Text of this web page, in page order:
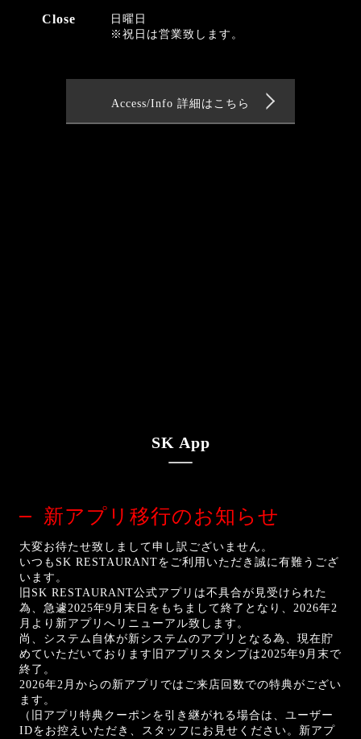
Close
日曜日
※祝日は営業致します。
Access/Info 詳細はこちら
SK App
新アプリ移行のお知らせ
大変お待たせ致しまして申し訳ございません。
いつもSK RESTAURANTをご利用いただき誠に有難うござ
います。
旧SK RESTAURANT公式アプリは不具合が見受けられた
為、急遽2025年9月末日をもちまして終了となり、2026年2
月より新アプリへリニューアル致します。
尚、システム自体が新システムのアプリとなる為、現在貯
めていただいております旧アプリスタンプは2025年9月末で
終了。
2026年2月からの新アプリではご来店回数での特典がござい
ます。
（旧アプリ特典クーポンを引き継がれる場合は、ユーザー
IDをお控えいただき、スタッフにお見せください。新アプ